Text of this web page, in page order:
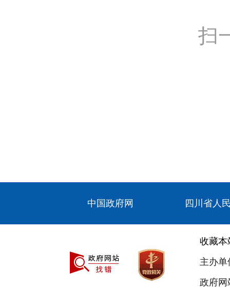
扫
中国政府网 四川省人
收藏本
主办
政府网